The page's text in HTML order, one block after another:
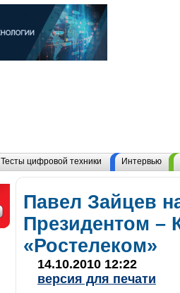
Тесты цифровой техники Интервью
Павел Зайцев
Президентом –
«Ростелеком»
14.10.2010 12:22
версия для печати